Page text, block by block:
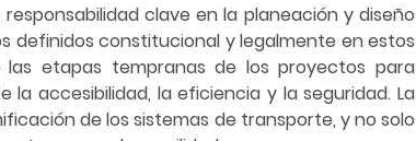
clave en la planeación y diseño
definidos constitucional y legalmente en estos
las etapas tempranas de los proyectos para
accesibilidad, la eficiencia y la seguridad. La
de los sistemas de transporte, y no solo